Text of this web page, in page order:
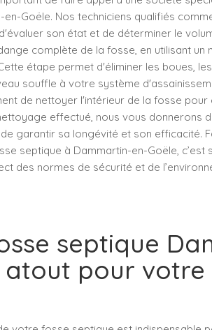
en-Goële. Nos techniciens qualifiés
son état et de déterminer le
complète de la fosse, en utilisant
étape permet d'éliminer les boues,
souffle à votre système
de nettoyer l'intérieur de la fosse
effectué, nous vous donnerons
garantir sa longévité et son efficacité.
septique à Dammartin-en-Goële, c’est
des normes de sécurité et de
septique
atout pour